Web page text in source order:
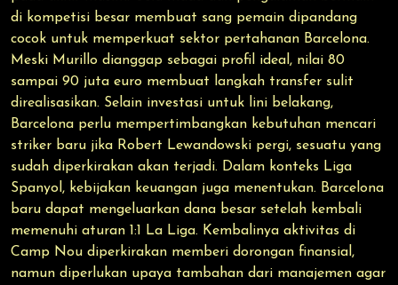
di kompetisi besar membuat sang pemain dipandang
cocok untuk memperkuat sektor pertahanan Barcelona.
Meski Murillo dianggap sebagai profil ideal, nilai 80
sampai 90 juta euro membuat langkah transfer sulit
direalisasikan. Selain investasi untuk lini belakang,
Barcelona perlu mempertimbangkan kebutuhan mencari
striker baru jika Robert Lewandowski pergi, sesuatu yang
sudah diperkirakan akan terjadi. Dalam konteks Liga
Spanyol, kebijakan keuangan juga menentukan. Barcelona
baru dapat mengeluarkan dana besar setelah kembali
memenuhi aturan 1:1 La Liga. Kembalinya aktivitas di
Camp Nou diperkirakan memberi dorongan finansial,
namun diperlukan upaya tambahan dari manajemen agar